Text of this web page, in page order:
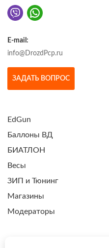
E-mail:
info@DrozdPcp.ru
ЗАДАТЬ ВОПРОС
EdGun
Баллоны ВД
БИАТЛОН
Весы
ЗИП и Тюнинг
Магазины
Модераторы